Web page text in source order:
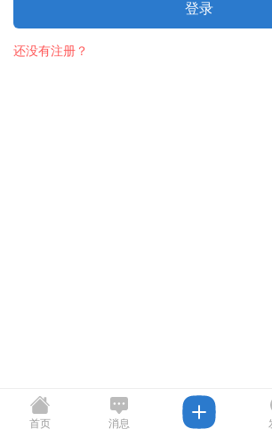
登录
还没有注册？
首页 消息